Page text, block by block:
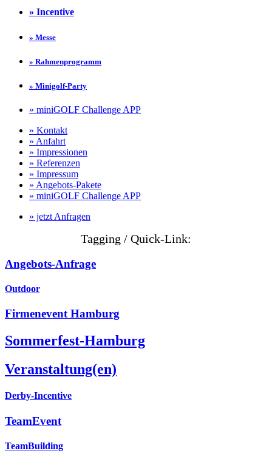
» Incentive
» Messe
» Rahmenprogramm
» Minigolf-Party
» miniGOLF Challenge APP
» Kontakt
» Anfahrt
» Impressionen
» Referenzen
» Impressum
» Angebots-Pakete
» miniGOLF Challenge APP
» jetzt Anfragen
Tagging / Quick-Link:
Angebots-Anfrage
Outdoor
Firmenevent Hamburg
Sommerfest-Hamburg
Veranstaltung(en)
Derby-Incentive
TeamEvent
TeamBuilding